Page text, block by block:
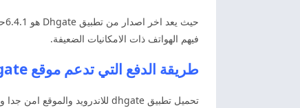
فيهم الهواتف ذات الامكانيات الضعيفة.
طريقة الدفع التي تدعم موقع dhgate
تحميل تطبيق dhgate للاندرويد والموقع امن جدا ومحمي بطرق كبيره جدا ويقبل جميع البطاقات البنكيه ومن اهمها: